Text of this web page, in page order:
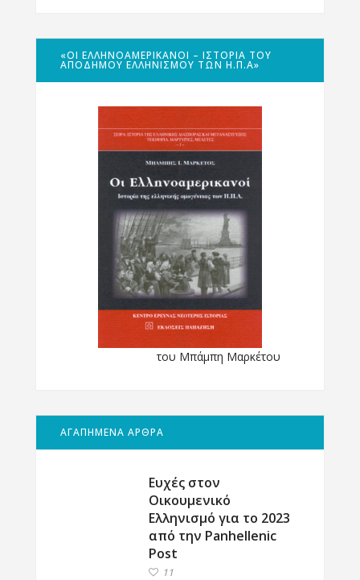
«ΟΙ ΕΛΛΗΝΟΑΜΕΡΙΚΑΝΟΊ – ΙΣΤΟΡΊΑ ΤΟΥ
ΑΠΌΔΗΜΟΥ ΕΛΛΗΝΙΣΜΟΎ ΤΩΝ Η.Π.Α»
του Μπάμπη Μαρκέτου
ΑΓΑΠΗΜΕΝΑ ΑΡΘΡΑ
Ευχές στον
Οικουμενικό
Ελληνισμό για το 2023
από την Panhellenic
Post
11